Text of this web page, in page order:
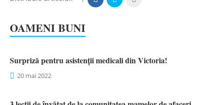
OAMENI BUNI
Surpriză pentru asistenții medicali din Victoria!
20 mai 2022